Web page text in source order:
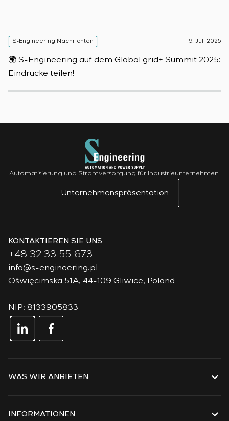
S-Engineering Nachrichten 9. Juli 2025
🌍 S-Engineering auf dem Global grid+ Summit 2025:
Eindrücke teilen!
Automatisierung und Stromversorgung für Industrieunternehmen.
Unternehmenspräsentation
KONTAKTIEREN SIE UNS
+48 32 33 55 673
info@s-engineering.pl
Oświęcimska 51A, 44-109 Gliwice, Poland
NIP: 8133905833
WAS WIR ANBIETEN
Lösungen
INFORMATIONEN